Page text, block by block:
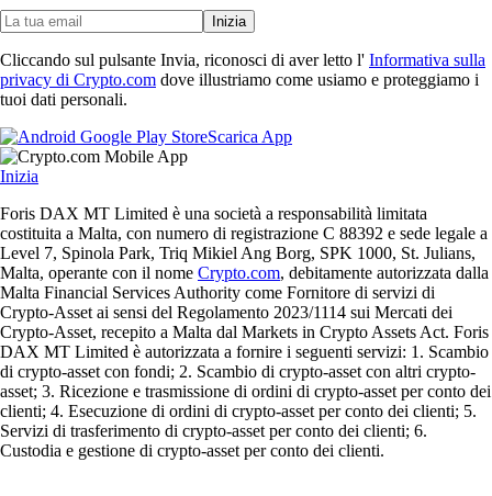
Inizia
Cliccando sul pulsante Invia, riconosci di aver letto l' Informativa sulla
privacy di Crypto.com dove illustriamo come usiamo e proteggiamo i
tuoi dati personali.
Scarica App
Inizia
Foris DAX MT Limited è una società a responsabilità limitata
costituita a Malta, con numero di registrazione C 88392 e sede legale a
Level 7, Spinola Park, Triq Mikiel Ang Borg, SPK 1000, St. Julians,
Malta, operante con il nome Crypto.com, debitamente autorizzata dalla
Malta Financial Services Authority come Fornitore di servizi di
Crypto-Asset ai sensi del Regolamento 2023/1114 sui Mercati dei
Crypto-Asset, recepito a Malta dal Markets in Crypto Assets Act. Foris
DAX MT Limited è autorizzata a fornire i seguenti servizi: 1. Scambio
di crypto-asset con fondi; 2. Scambio di crypto-asset con altri crypto-
asset; 3. Ricezione e trasmissione di ordini di crypto-asset per conto dei
clienti; 4. Esecuzione di ordini di crypto-asset per conto dei clienti; 5.
Servizi di trasferimento di crypto-asset per conto dei clienti; 6.
Custodia e gestione di crypto-asset per conto dei clienti.